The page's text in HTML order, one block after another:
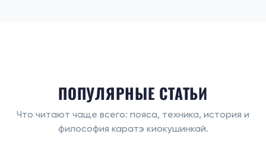
ПОПУЛЯРНЫЕ СТАТЬИ
Что читают чаще всего: пояса, техника, история и
философия каратэ киокушинкай.